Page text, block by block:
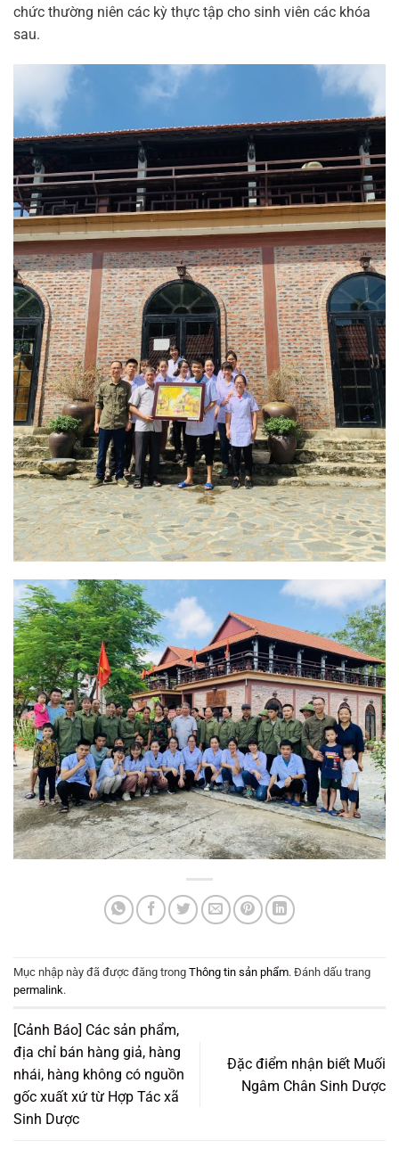
chức thường niên các kỳ thực tập cho sinh viên các khóa
sau.
Mục nhập này đã được đăng trong Thông tin sản phẩm. Đánh dấu trang
permalink.
[Cảnh Báo] Các sản phẩm,
địa chỉ bán hàng giả, hàng
nhái, hàng không có nguồn
gốc xuất xứ từ Hợp Tác xã
Sinh Dược
Đặc điểm nhận biết Muối
Ngâm Chân Sinh Dược